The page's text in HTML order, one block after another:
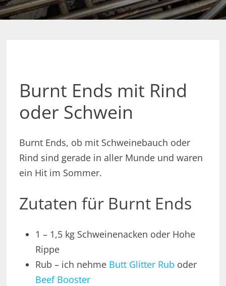
Burnt Ends mit Rind
oder Schwein
Burnt Ends, ob mit Schweinebauch oder
Rind sind gerade in aller Munde und waren
ein Hit im Sommer.
Zutaten für Burnt Ends
1 – 1,5 kg Schweinenacken oder Hohe
Rippe
Rub – ich nehme Butt Glitter Rub oder
Beef Booster